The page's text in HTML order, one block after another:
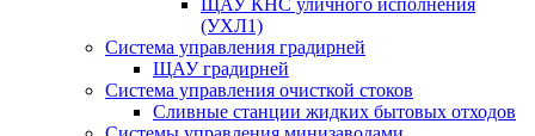
ЩАУ КНС уличного исполнения
(УХЛ1)
Система управления градирней
ЩАУ градирней
Система управления очисткой стоков
Сливные станции жидких бытовых отходов